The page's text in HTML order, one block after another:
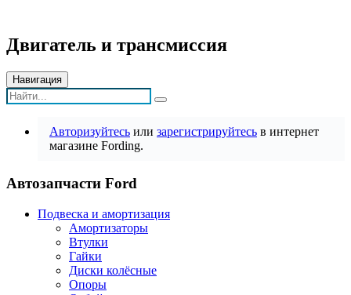
Двигатель и трансмиссия
Навигация
Авторизуйтесь или зарегистрируйтесь в интернет
магазине Fording.
Автозапчасти Ford
Подвеска и амортизация
Амортизаторы
Втулки
Гайки
Диски колёсные
Опоры